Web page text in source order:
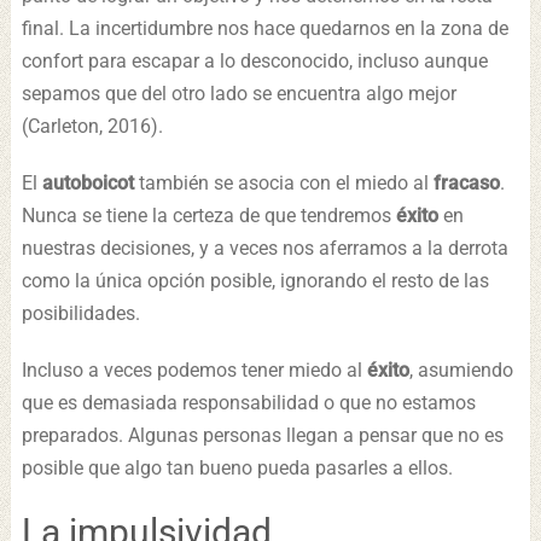
final. La incertidumbre nos hace quedarnos en la zona de
confort para escapar a lo desconocido, incluso aunque
sepamos que del otro lado se encuentra algo mejor
(Carleton, 2016).
El autoboicottambién se asocia con el miedo al fracaso.
Nunca se tiene la certeza de que tendremos éxito en
nuestras decisiones, y a veces nos aferramos a la derrota
como la única opción posible, ignorando el resto de las
posibilidades.
Incluso a veces podemos tener miedo al éxito, asumiendo
que es demasiada responsabilidad o que no estamos
preparados. Algunas personas llegan a pensar que no es
posible que algo tan bueno pueda pasarles a ellos.
La impulsividad